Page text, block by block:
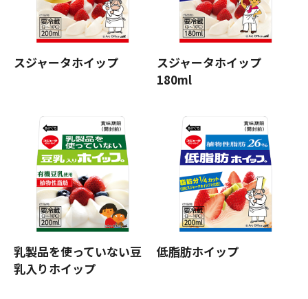
スジャータホイップ
スジャータホイップ
180ml
乳製品を使っていない豆
乳入りホイップ
低脂肪ホイップ